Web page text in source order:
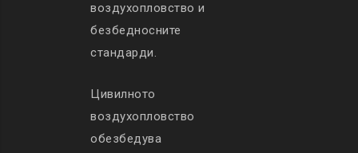
воздухопловство и
безбедносните
стандарди.
Цивилното
воздухопловство
обезбедува